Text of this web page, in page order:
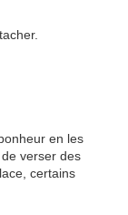
en les
verser des
certains